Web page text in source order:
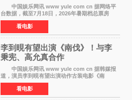
中国娱乐网讯 www yule com cn 据网络平
台数据，截至7月18日，2026年暑期档总票房
（含预售）已正式突破40亿元大关，年度总票房
也随之逼近197亿元。超百部中外佳片同台竞技，
点燃了盛夏的电
看电影
李到晛有望出演《南伐》！与李
秉宪、高允真合作
中国娱乐网讯 www yule com cn 据韩媒报
道，演员李到晛有望出演动作古装电影《南
伐》，与李秉宪、高允真合作，引发关注。
该片为动作古装片，讲述朝鲜初期，为了解救被
倭寇绑走的俘虏，9
看电影